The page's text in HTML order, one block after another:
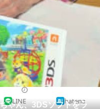
ース
ズ
・育児
ーチ
ゃん、3DSソフトをラ
LINE hatena